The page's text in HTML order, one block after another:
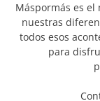
Máspormás es el
nuestras
todos esos
para